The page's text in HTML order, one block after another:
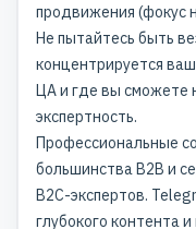
продвижения (фокус
Не пытайтесь быть
концентрируется
ЦА и где вы сможете
экспертность.
Профессиональные
большинства B2B и
B2C-экспертов.
глубокого контента